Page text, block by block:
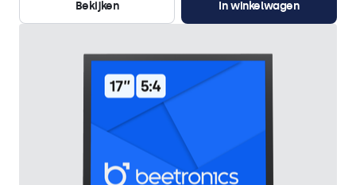
Bekijken
In winkelwagen